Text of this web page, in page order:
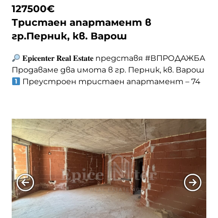
с. Гърло
с. Дебели лаг
с. Дивотино
с. Доброславци
с. Долни Романци
с. Калище
с. Кладница
127500€
Тристаен апартамент в
гр.Перник, кв. Варош
𝐄𝐩𝐢𝐜𝐞𝐧𝐭𝐞𝐫 𝐑𝐞𝐚𝐥 𝐄𝐬𝐭𝐚𝐭𝐞 представя #ВПРОДАЖБА
Продаваме два имота в гр. Перник, кв. Варош
Преустроен тристаен апартамент – 74
хол Възможност за обособяване на втора
спалня Баня с тоалетна Мокро помещение
Входно антре Разположен на 3-ти етаж от 4
Много светъл и … <a
href="https://epicenter.estate/epicenter-
edition/">Continued</a>